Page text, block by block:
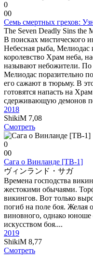
0
00
Семь смертных грехов:
The Seven Deadly Sins the
В поисках мистического
Небесная рыба, Мелиодас
королевство Храм неба,
называют небожители. По
Мелиодас поразительно
его сажают в тюрьму. В
готовятся напасть на
сдерживающую демонов
2018
ShikiM 7,08
Смотреть
0
00
Сага о Винланде [ТВ-1]
ヴィンランド・サガ
Времена господства
жестокими обычаями.
викингов. Вот только
погиб на поле боя. Желая
виновного, однако юноше
искусством боя....
2019
ShikiM 8,77
Смотреть